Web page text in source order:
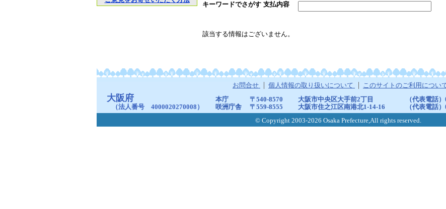
キーワードでさがす 支払内容
該当する情報はございません。
お問合せ 個人情報の取り扱いについて このサイトのご利用につい
大阪府
（法人番号 4000020270008）
本庁 〒540-8570 大阪市中央区大手前2丁目
（代表電話
咲洲庁舎
〒559-8555 大阪市住之江区南港北1-14-16
（代表電話
© Copyright 2003-2026 Osaka Prefecture,All rights reserved.